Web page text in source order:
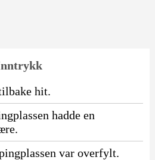
hit.
hadde en
var overfylt.